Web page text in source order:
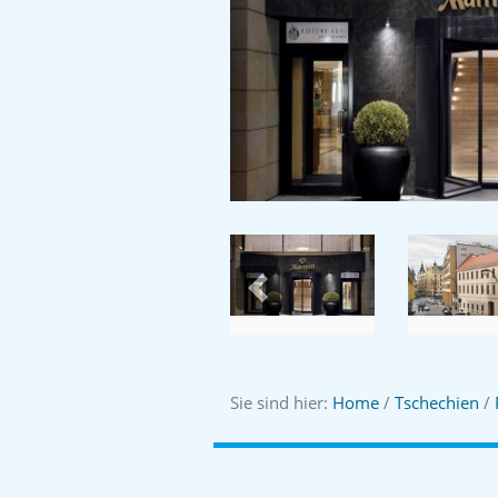
Previous
Sie sind hier: Home / Tschechien /